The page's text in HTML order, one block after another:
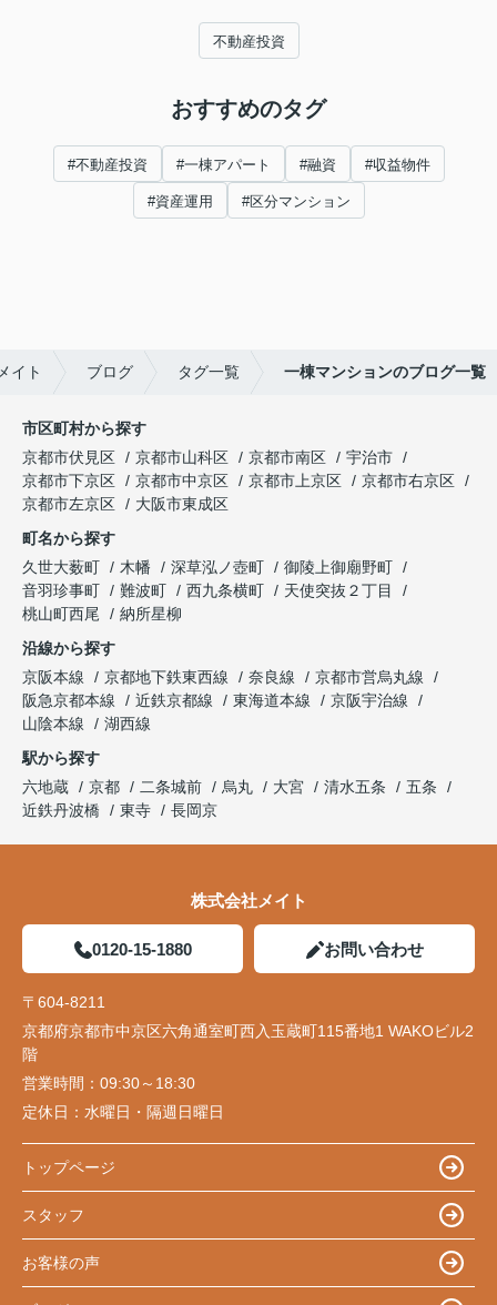
不動産投資
おすすめのタグ
#不動産投資 #一棟アパート #融資 #収益物件
#資産運用 #区分マンション
イト ブログ タグ一覧 一棟マンションのブログ一覧
市区町村から探す
京都市伏見区
京都市山科区 京都市南区
宇治市
京都市下京区
京都市中京区 京都市上京区
京都市右京区
京都市左京区
大阪市東成区
町名から探す
久世大薮町
木幡 深草泓ノ壺町
御陵上御廟野町
音羽珍事町
難波町 西九条横町
天使突抜２丁目
桃山町西尾
納所星柳
沿線から探す
京阪本線
京都地下鉄東西線 奈良線
京都市営烏丸線
阪急京都本線
近鉄京都線 東海道本線
京阪宇治線
山陰本線
湖西線
駅から探す
六地蔵
京都 二条城前 烏丸 大宮 清水五条
五条
近鉄丹波橋
東寺 長岡京
株式会社メイト
0120-15-1880 お問い合わせ
〒604-8211
京都府京都市中京区六角通室町西入玉蔵町115番地1 WAKOビル2
階
営業時間： 09:30～18:30
定休日： 水曜日・隔週日曜日
トップページ
スタッフ
お客様の声